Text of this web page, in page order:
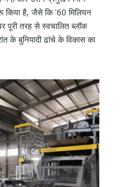
किया है, जैसे कि '60 मिलियन
पूरी तरह से स्वचालित ब्लॉक
के बुनियादी ढांचे के विकास का